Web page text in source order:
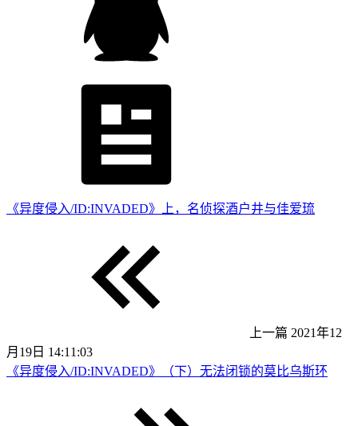
《异度侵入/ID:INVADED》上，名侦探酒户井与佳爱琉
上一篇 2021年12
月19日 14:11:03
《异度侵入/ID:INVADED》（下）无法闭锁的莫比乌斯环